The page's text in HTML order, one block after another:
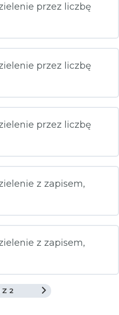
przez liczbę
przez liczbę
przez liczbę
z zapisem,
z zapisem,
Z 2